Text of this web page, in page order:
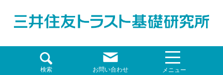
検索 お問い合わせ メニュー